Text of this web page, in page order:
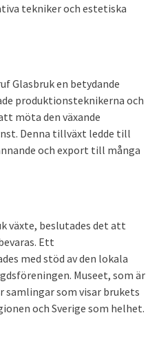
tekniker och estetiska
Glasbruk en betydande
produktionsteknikerna och
möta den växande
Denna tillväxt ledde till
och export till många
växte, beslutades det att
Ett
med stöd av den lokala
Museet, som är
som visar brukets
och Sverige som helhet.